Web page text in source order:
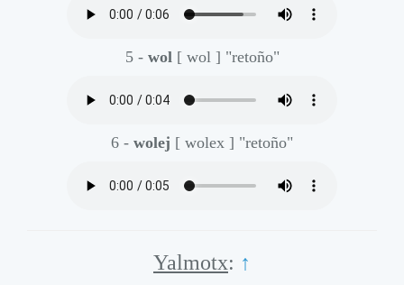
5 - wol [ wol ] "retoño"
6 - wolej [ wolex ] "retoño"
Yalmotx: ↑